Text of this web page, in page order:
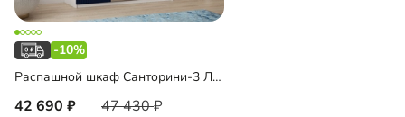
-10%
Распашной шкаф Санторини-3 Лайф с зеркалом
42 690 47 430